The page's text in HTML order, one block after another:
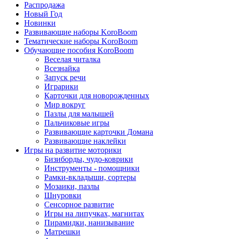
Распродажа
Новый Год
Новинки
Развивающие наборы KoroBoom
Тематические наборы KoroBoom
Обучающие пособия KoroBoom
Веселая читалка
Всезнайка
Запуск речи
Играрики
Карточки для новорожденных
Мир вокруг
Пазлы для малышей
Пальчиковые игры
Развивающие карточки Домана
Развивающие наклейки
Игры на развитие моторики
Бизиборды, чудо-коврики
Инструменты - помощники
Рамки-вкладыши, сортеры
Мозаики, пазлы
Шнуровки
Сенсорное развитие
Игры на липучках, магнитах
Пирамидки, нанизывание
Матрешки